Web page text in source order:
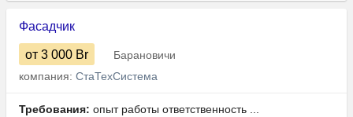
Фасадчик
от 3 000 Br
Барановичи
компания: СтаТехСистема
Требования: опыт работы ответственность ...